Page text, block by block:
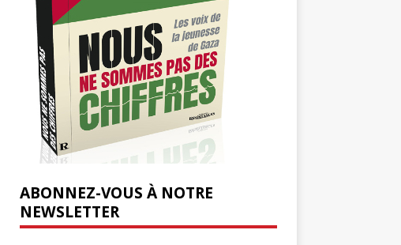
ABONNEZ-VOUS À NOTRE
NEWSLETTER